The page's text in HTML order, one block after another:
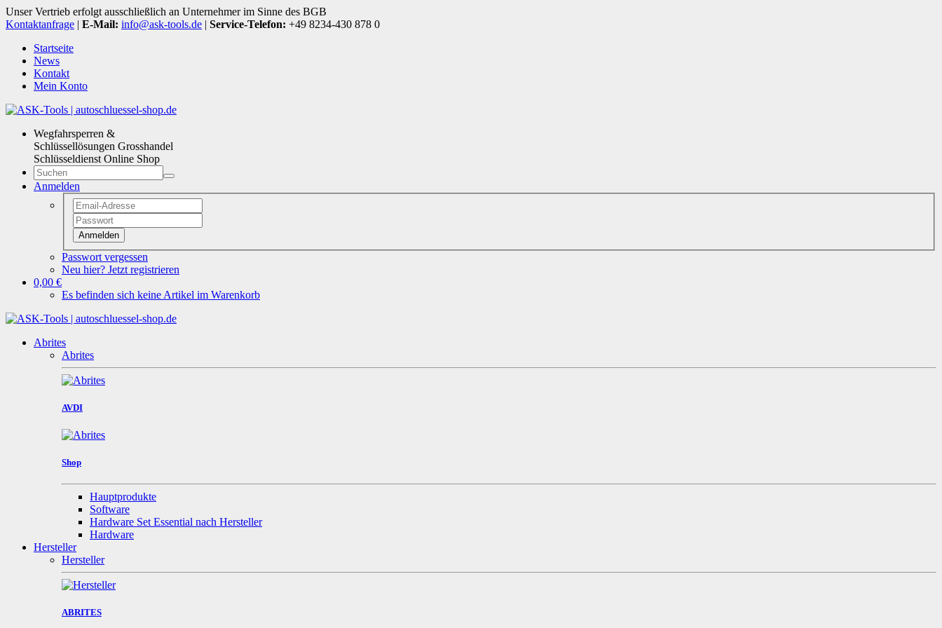
Unser Vertrieb erfolgt ausschließlich an Unternehmer im Sinne des BGB
Kontaktanfrage | E-Mail: info@ask-tools.de | Service-Telefon: +49 8234-430 878 0
Startseite
News
Kontakt
Mein Konto
Wegfahrsperren &
Schlüssellösungen Grosshandel
Schlüsseldienst Online Shop
Anmelden
Anmelden
Passwort vergessen
Neu hier? Jetzt registrieren
0,00 €
Es befinden sich keine Artikel im Warenkorb
Abrites
Abrites
AVDI
Shop
Hauptprodukte
Software
Hardware Set Essential nach Hersteller
Hardware
Hersteller
Hersteller
ABRITES